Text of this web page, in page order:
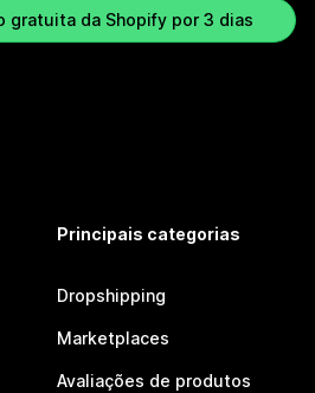
gratuita da Shopify por 3 dias
Principais categorias
Dropshipping
Marketplaces
Avaliações de produtos